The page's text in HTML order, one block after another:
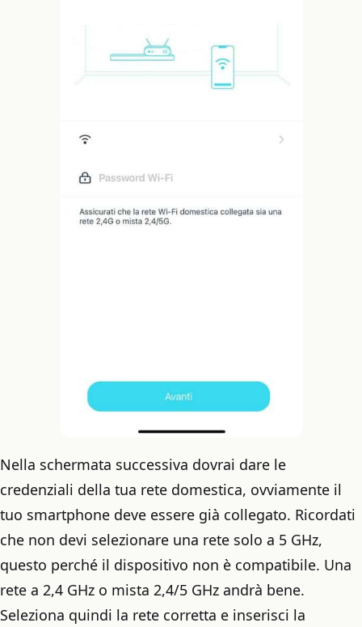
Nella schermata successiva dovrai dare le
credenziali della tua rete domestica, ovviamente il
tuo smartphone deve essere già collegato. Ricordati
che non devi selezionare una rete solo a 5 GHz,
questo perché il dispositivo non è compatibile. Una
rete a 2,4 GHz o mista 2,4/5 GHz andrà bene.
Seleziona quindi la rete corretta e inserisci la